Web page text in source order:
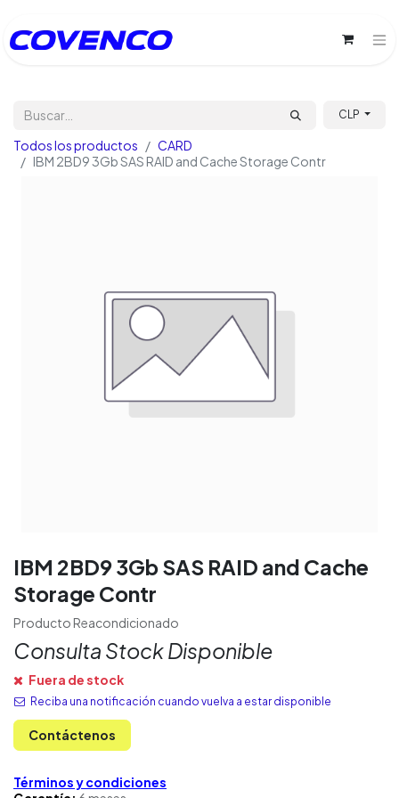
CLP
Todos los productos
CARD
IBM 2BD9 3Gb SAS RAID and Cache Storage Contr
IBM 2BD9 3Gb SAS RAID and Cache
Storage Contr
Producto Reacondicionado
Consulta Stock Disponible
Fuera de stock
Reciba una notificación cuando vuelva a estar disponible
Contáctenos
Términos y condiciones